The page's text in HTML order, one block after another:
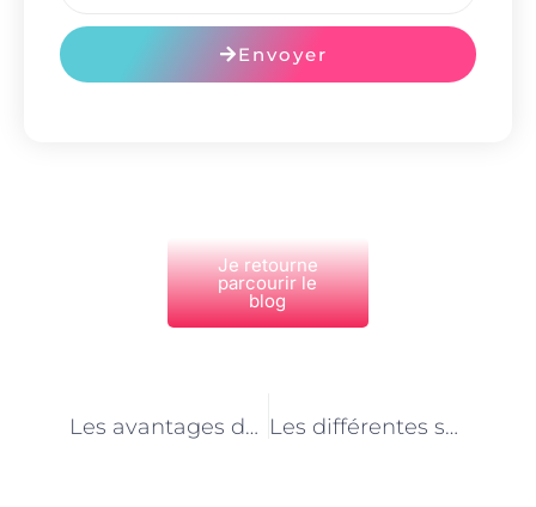
Envoyer
Je retourne
parcourir le
blog
Les avantages de travailler comme électricien à Paris Les différentes spécialités de l’électricien à Paris : résidentiel, commercial, industriel